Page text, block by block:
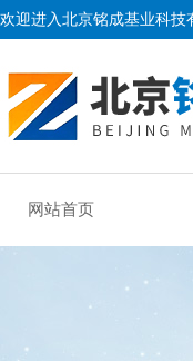
欢迎进入北京铭成基业科技
网站首页